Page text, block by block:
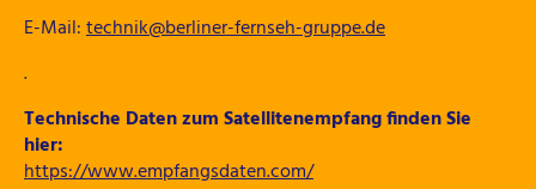
E-Mail:technik@berliner-fernseh-gruppe.de
.
Technische Daten zum Satellitenempfang finden Sie
hier:
https://www.empfangsdaten.com/